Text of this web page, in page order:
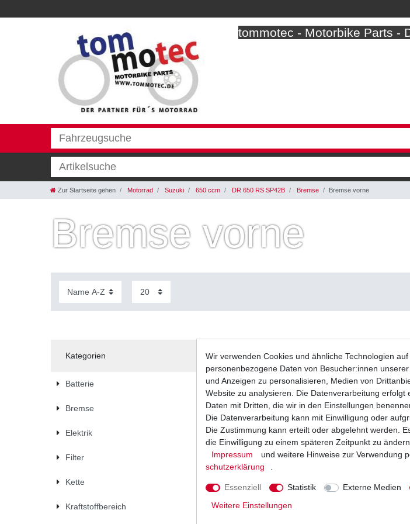
tommotec - Motorbike Parts -
Zur Startseite gehen Motorrad Suzuki 650 ccm DR 650 RS SP42B Bremse Bremse vorne
Bremse vorne
Kategorien
Batterie
Bremse
Elektrik
Filter
Kette
Kraftstoffbereich
Bremsbeläge EBC FA 147 FA147 Standard
Wir verwenden Cookies und ähnliche Technologien
personenbezogene Daten von Besucher:innen
und Anzeigen zu personalisieren, Medien von
Website zu analysieren. Die Datenverarbeitung
Daten mit Dritten, die wir in den Einstellungen
Die Datenverarbeitung kann mit Einwilligung oder
Die Zustimmung kann erteilt oder abgelehnt werden.
die Einwilligung zu einem späteren Zeitpunkt zu
Impressum
und weitere Hinweise zur Verwendung
schutz­erklärung
Essenziell Statistik Externe Medien
Weitere Einstellungen